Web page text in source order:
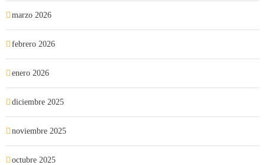
marzo 2026
febrero 2026
enero 2026
diciembre 2025
noviembre 2025
octubre 2025